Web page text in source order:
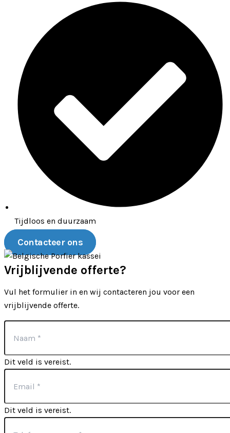
Tijdloos en duurzaam
Contacteer ons
Vrijblijvende offerte?
Vul het formulier in en wij contacteren jou voor een
vrijblijvende offerte.
Dit veld is vereist.
Dit veld is vereist.